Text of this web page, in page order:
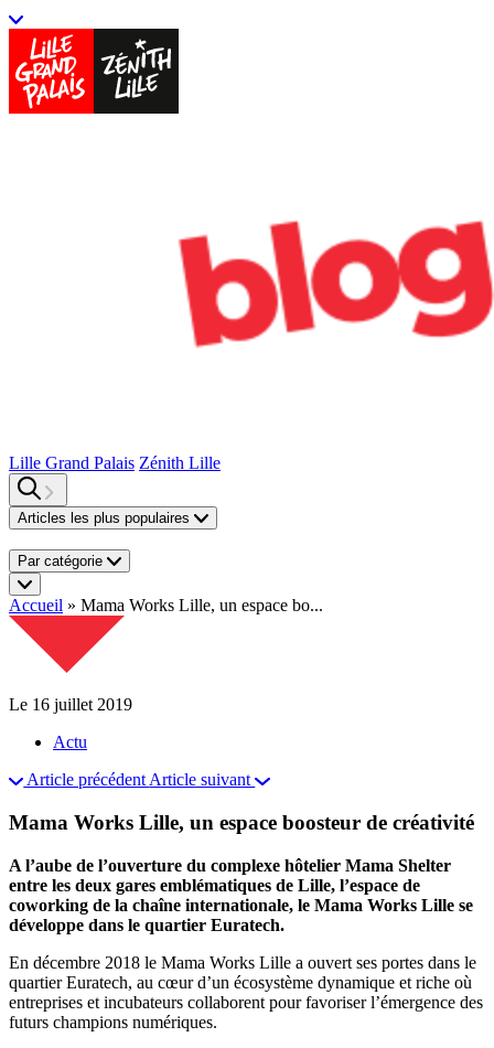
Lille Grand Palais Zénith Lille
Articles les plus populaires
Par catégorie
Accueil » Mama Works Lille, un espace bo...
Le 16 juillet 2019
Actu
Article précédent Article suivant
Mama Works Lille, un espace boosteur de créativité
A l’aube de l’ouverture du complexe hôtelier Mama Shelter
entre les deux gares emblématiques de Lille, l’espace de
coworking de la chaîne internationale, le Mama Works Lille se
développe dans le quartier Euratech.
En décembre 2018 le Mama Works Lille a ouvert ses portes dans le
quartier Euratech, au cœur d’un écosystème dynamique et riche où
entreprises et incubateurs collaborent pour favoriser l’émergence des
futurs champions numériques.